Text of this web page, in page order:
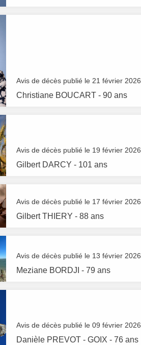
Avis de décès publié le 21 février 2026
Christiane BOUCART - 90 ans
Avis de décès publié le 19 février 2026
Gilbert DARCY - 101 ans
Avis de décès publié le 17 février 2026
Gilbert THIERY - 88 ans
Avis de décès publié le 13 février 2026
Meziane BORDJI - 79 ans
Avis de décès publié le 09 février 2026
Danièle PREVOT - GOIX - 76 ans